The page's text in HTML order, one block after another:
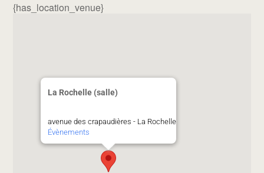
{has_location_venue}
La Rochelle (salle)
avenue des crapaudières - La Rochelle
Évènements